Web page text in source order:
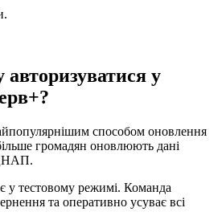
у
способом оновлення
громадян оновлюють дані
у тестовому режимі. Команда
та оперативно усуває всі